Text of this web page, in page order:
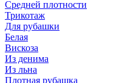
Средней плотности
Трикотаж
Для рубашки
Белая
Вискоза
Из денима
Из льна
Плотная рубашка